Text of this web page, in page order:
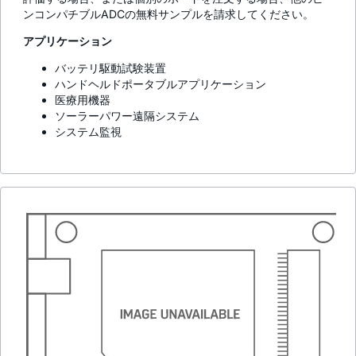
ンコンパチブルADCの無料サンプルを請求してください。
アプリケーション
バッテリ駆動試験装置
ハンドヘルドポータブルアプリケーション
医療用機器
ソーラーパワー遠隔システム
システム監視